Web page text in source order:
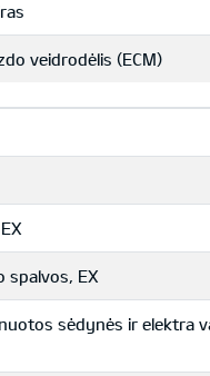
veidrodėlis (ECM)
spalvos, EX
sėdynės ir elektra